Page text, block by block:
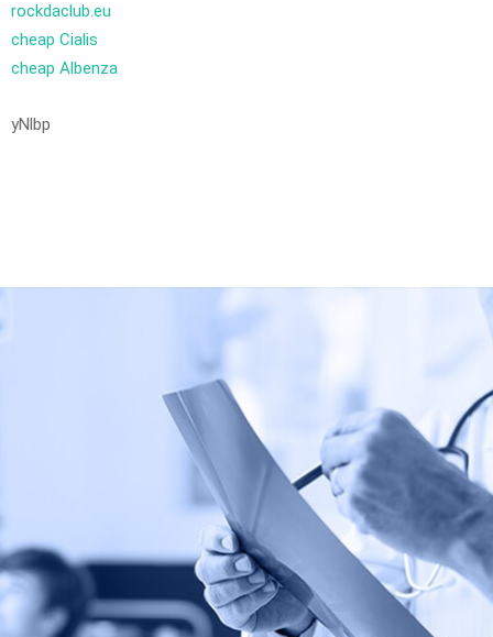
rockdaclub.eu
cheap Cialis
cheap Albenza
yNlbp